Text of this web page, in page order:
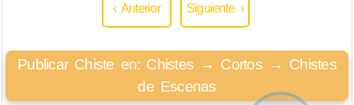
‹ Anterior Siguiente ›
Publicar Chiste en: Chistes → Cortos → Chistes
de Escenas